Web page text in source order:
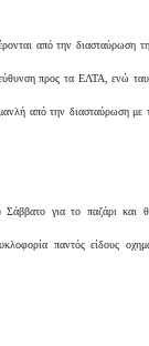
από την διασταύρωση
προς τα ΕΛΤΑ, ενώ
από την διασταύρωση με
Σάββατο για το παζάρι και
παντός είδους